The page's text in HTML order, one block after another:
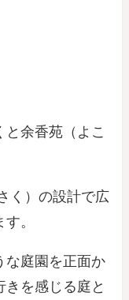
と余香苑（よこ
く）の設計で広
。
な庭園を正面か
きを感じる庭と